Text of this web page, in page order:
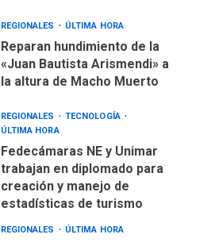
REGIONALES ÚLTIMA HORA
Reparan hundimiento de la
«Juan Bautista Arismendi» a
la altura de Macho Muerto
REGIONALES
TECNOLOGÍA
ÚLTIMA HORA
Fedecámaras NE y Unimar
trabajan en diplomado para
creación y manejo de
estadísticas de turismo
REGIONALES ÚLTIMA HORA